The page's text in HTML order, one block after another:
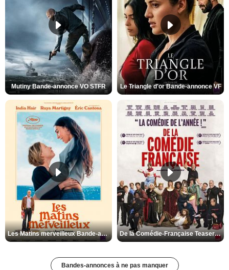
Mutiny Bande-annonce VO STFR Le Triangle d'or Bande-annonce VF
Les Matins merveilleux Bande-annonce VF De la Comédie-Française Teaser VF
Bandes-annonces à ne pas manquer